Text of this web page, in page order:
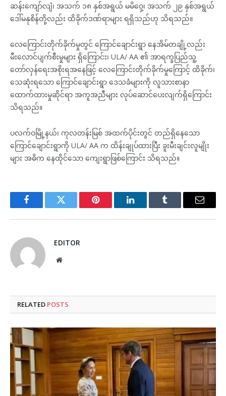
ဆန်းကျော်လျံ၊ အသက် ၁၈ နှစ်အရွယ် မမိဝှေ့၊ အသက် ၂၉ နှစ်အရွယ်
ဒေါ်မနုစိန်တို့လည်း ထိခိုက်ဒဏ်ရာများ ရရှိသည်ဟု သိရသည်။
လေကြောင်းတိုက်ခိုက်မှုတွင် ကြောင်ချောင်းရွာ နေအိမ်တချို့လည်း
မီးလောင်ပျက်စီးမှုများ ရှိကြောင်း၊ ULA/ AA ၏ အာရက္ခပြည်သူ့
တော်လှန်ရေးအစိုးရအနေဖြင့် လေကြောင်းတိုက်ခိုက်မှုကြောင့် ထိခိုက်၊
သေဆုံးရသော ကြောင်ချောင်းရွာ ဒေသခံများကို လူသားစာနာ
ထောက်ထားမှုဆိုင်ရာ အကူအညီများ လုပ်ဆောင်ပေးလျက်ရှိကြောင်း
သိရသည်။
ပလက်ဝမြို့နယ်၊ ကုလတန်းမြစ် အထက်ပိုင်းတွင် တည်ရှိနေသော
ကြောင်ချောင်းရွာကို ULA/ AA က ထိန်းချုပ်ထားပြီး ခူးမီးချင်းလူမျိုး
များ အဓိက နေထိုင်သော ကျေးရွာဖြစ်ကြောင်း သိရသည်။
FacebookTwitter Pinterest LinkedInTumblr Email
EDITOR
Website
RELATED POSTS